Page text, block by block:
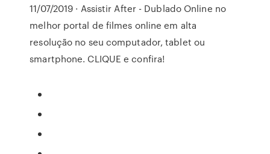
11/07/2019 · Assistir After - Dublado Online no
melhor portal de filmes online em alta
resolução no seu computador, tablet ou
smartphone. CLIQUE e confira!